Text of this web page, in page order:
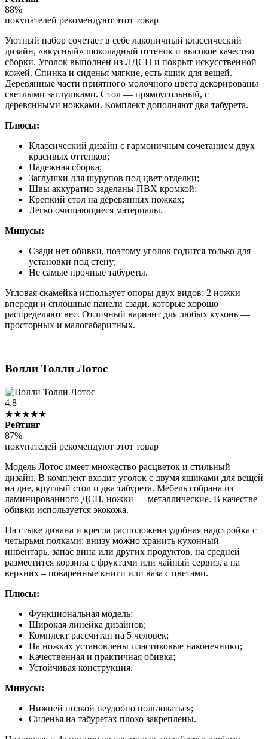
88%
покупателей рекомендуют этот товар
Уютный набор сочетает в себе лаконичный классический
дизайн, «вкусный» шоколадный оттенок и высокое качество
сборки. Уголок выполнен из ЛДСП и покрыт искусственной
кожей. Спинка и сиденья мягкие, есть ящик для вещей.
Деревянные части приятного молочного цвета декорированы
светлыми заглушками. Стол — прямоугольный, с
деревянными ножками. Комплект дополняют два табурета.
Плюсы:
Классический дизайн с гармоничным сочетанием двух
красивых оттенков;
Надежная сборка;
Заглушки для шурупов под цвет отделки;
Швы аккуратно заделаны ПВХ кромкой;
Крепкий стол на деревянных ножках;
Легко очищающиеся материалы.
Минусы:
Сзади нет обивки, поэтому уголок годится только для
установки под стену;
Не самые прочные табуреты.
Угловая скамейка использует опоры двух видов: 2 ножки
впереди и сплошные панели сзади, которые хорошо
распределяют вес. Отличный вариант для любых кухонь —
просторных и малогабаритных.
Волли Толли Лотос
4.8
★★★★★
Рейтинг
87%
покупателей рекомендуют этот товар
Модель Лотос имеет множество расцветок и стильный
дизайн. В комплект входит уголок с двумя ящиками для вещей
на дне, круглый стол и два табурета. Мебель собрана из
ламинированного ДСП, ножки — металлические. В качестве
обивки используется экокожа.
На стыке дивана и кресла расположена удобная надстройка с
четырьмя полками: внизу можно хранить кухонный
инвентарь, запас вина или других продуктов, на средней
разместится корзина с фруктами или чайный сервиз, а на
верхних – поваренные книги или ваза с цветами.
Плюсы:
Функциональная модель;
Широкая линейка дизайнов;
Комплект рассчитан на 5 человек;
На ножках установлены пластиковые наконечники;
Качественная и практичная обивка;
Устойчивая конструкция.
Минусы:
Нижней полкой неудобно пользоваться;
Сиденья на табуретах плохо закреплены.